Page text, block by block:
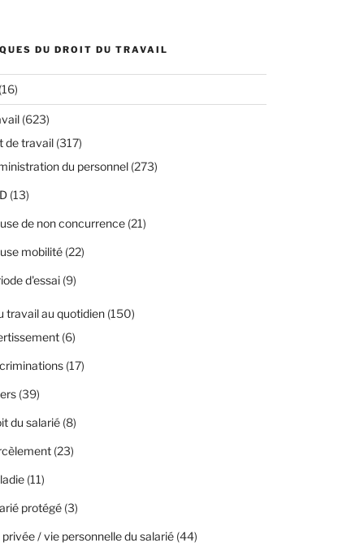
DU DROIT DU TRAVAIL
(623)
de travail(317)
du personnel(273)
(13)
de non concurrence(21)
mobilité(22)
d'essai(9)
travail au quotidien(150)
(6)
(17)
(39)
du salarié(8)
(23)
(11)
protégé(3)
/ vie personnelle du salarié(44)